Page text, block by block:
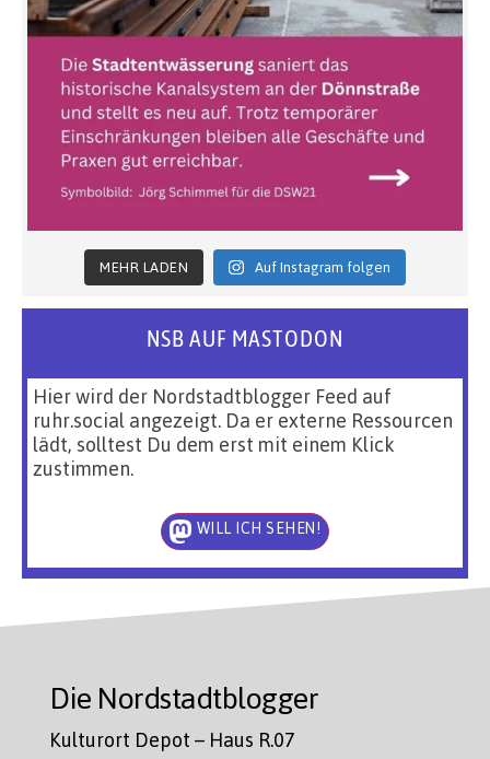
MEHR LADEN Auf Instagram folgen
NSB AUF MASTODON
Hier wird der Nordstadtblogger Feed auf
ruhr.social angezeigt. Da er externe Ressourcen
lädt, solltest Du dem erst mit einem Klick
zustimmen.
WILL ICH SEHEN!
Die Nordstadtblogger
Kulturort Depot – Haus R.07